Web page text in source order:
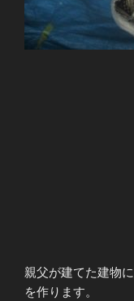
親父が建てた建物
を作ります。